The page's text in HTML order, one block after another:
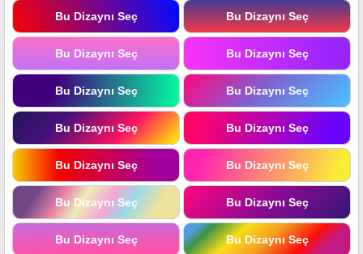
Bu Dizaynı Seç Bu Dizaynı Seç
Bu Dizaynı Seç Bu Dizaynı Seç
Bu Dizaynı Seç Bu Dizaynı Seç
Bu Dizaynı Seç Bu Dizaynı Seç
Bu Dizaynı Seç Bu Dizaynı Seç
Bu Dizaynı Seç Bu Dizaynı Seç
Bu Dizaynı Seç Bu Dizaynı Seç